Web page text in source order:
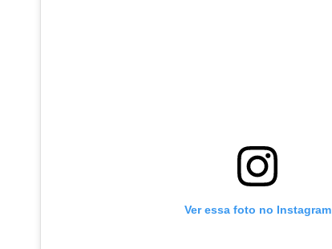
Ver essa foto no Instagram